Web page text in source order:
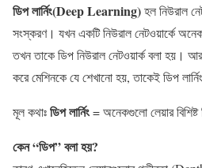
ডিপ লার্নিং(Deep Learning)হল নিউরাল
সংস্করণ। যখন একটি নিউরাল নেটওয়ার্কে
তখন তাকে ডিপ নিউরাল নেটওয়ার্ক বলা হয়।
করে মেশিনকে যে শেখানো হয়, তাকেই ডিপ
মূল কথাঃডিপ লার্নিং= অনেকগুলো লেয়ার বিশিষ্ট
কেন “ডিপ” বলা হয়?